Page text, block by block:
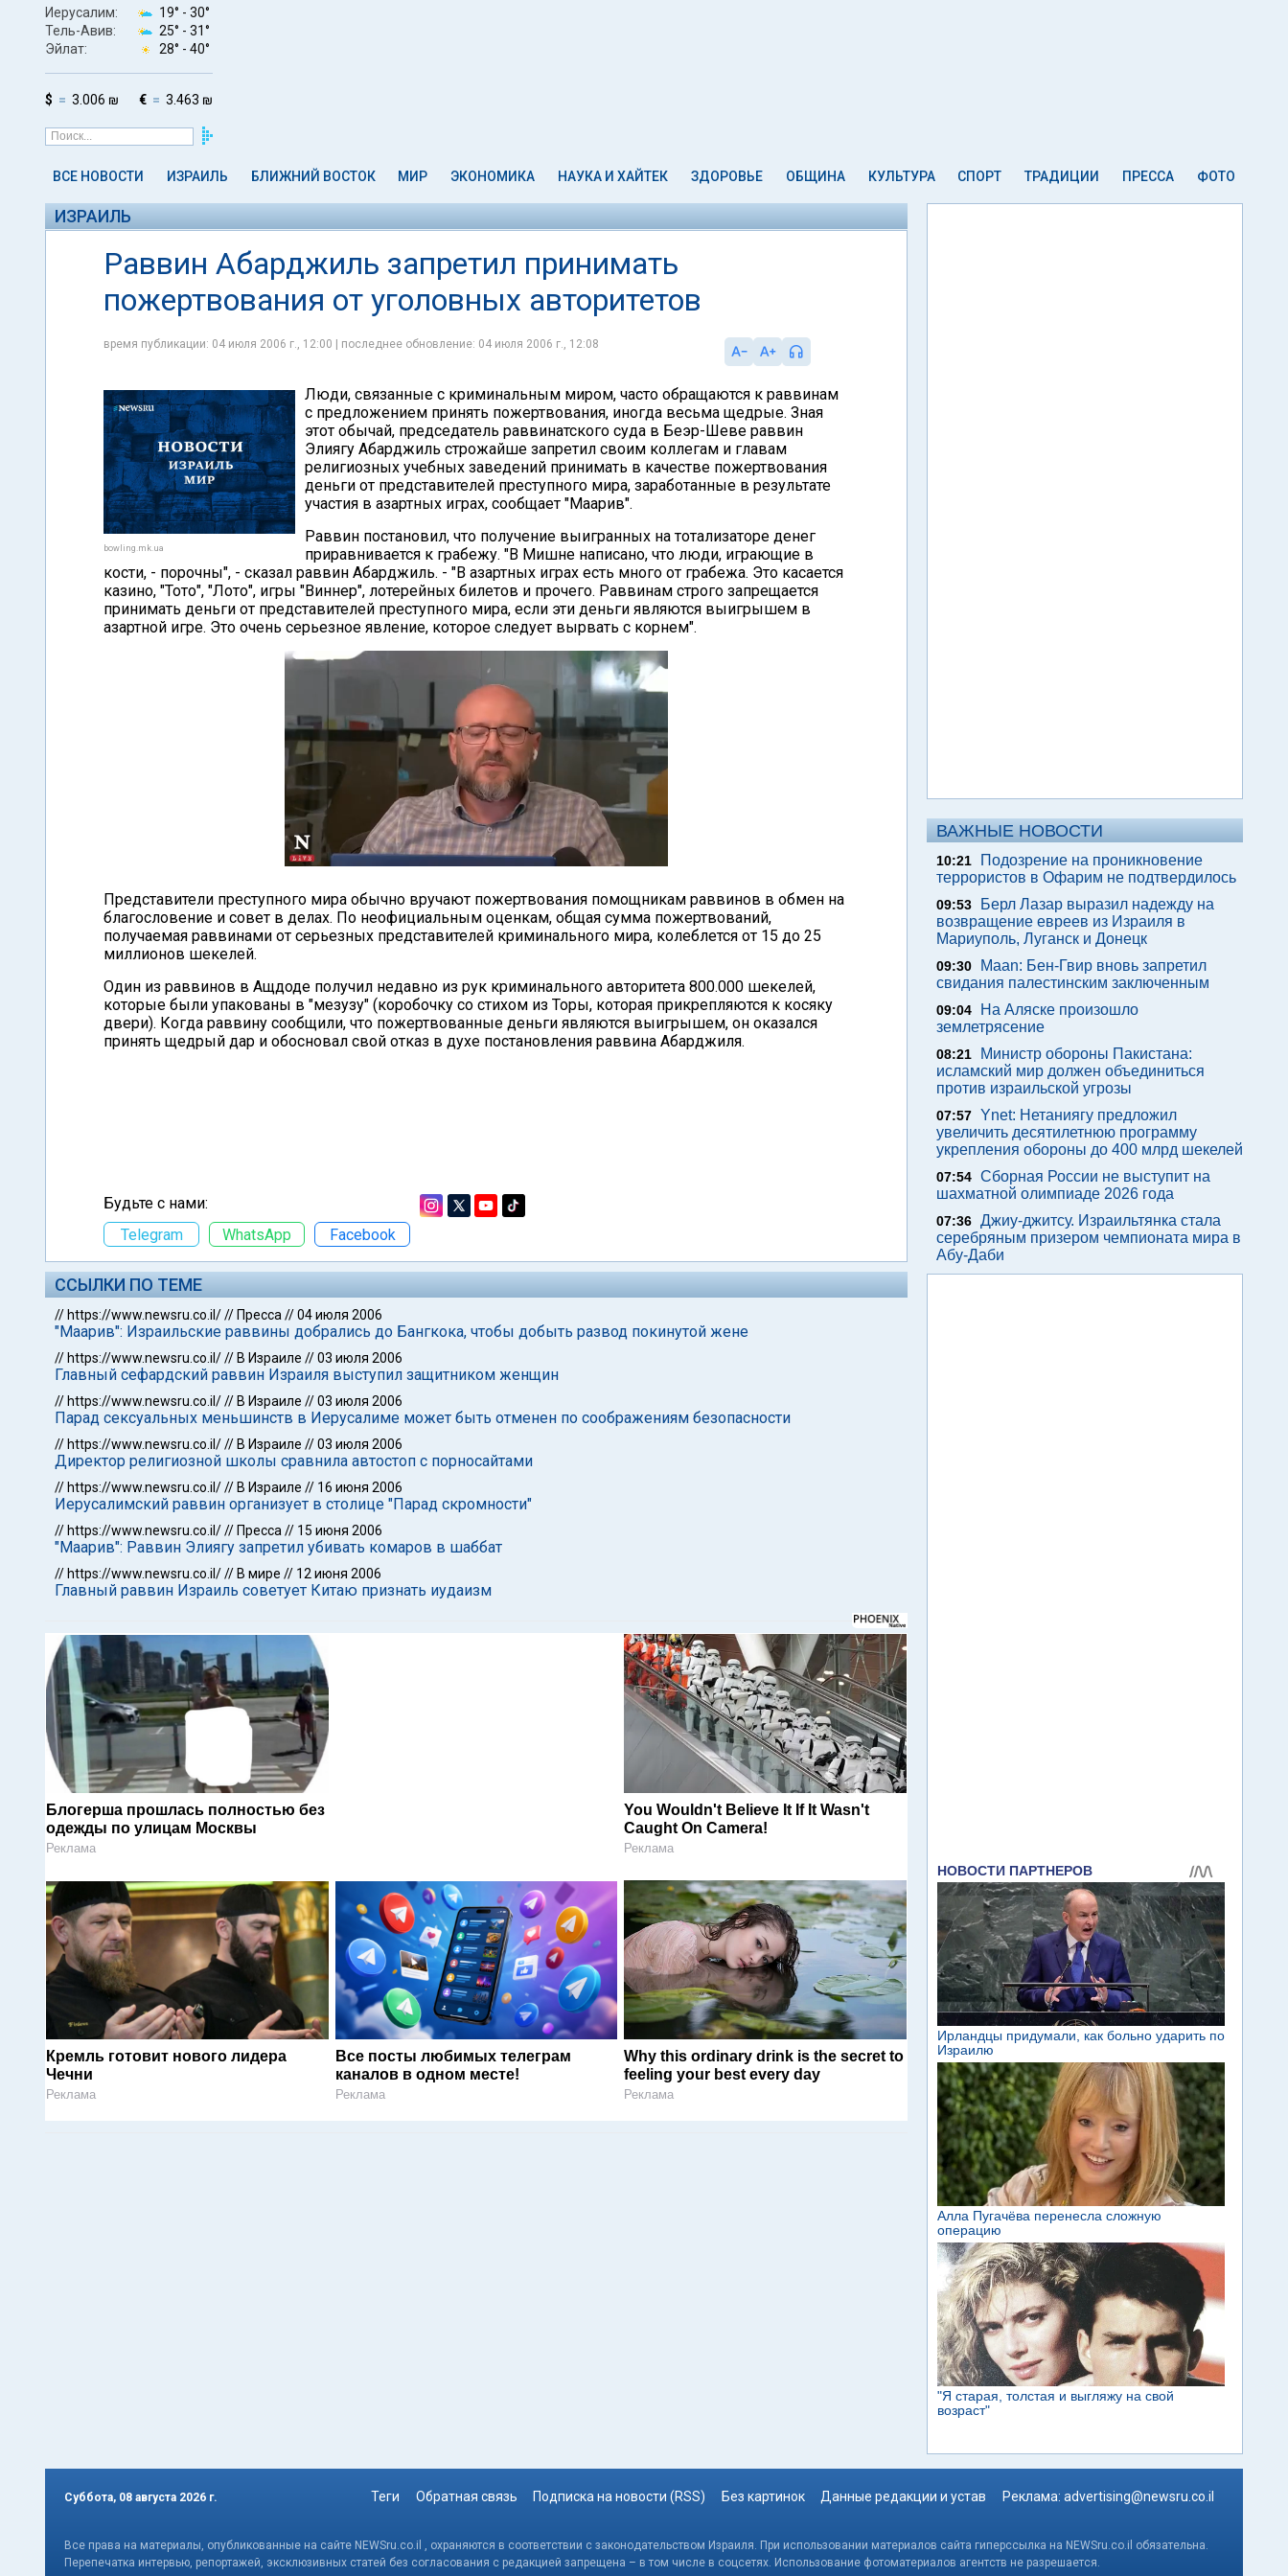
Иерусалим: 19° - 30°
Тель-Авив:
25° - 31°
Эйлат:
28° - 40°
$ 3.006 ₪ € 3.463 ₪
ВСЕ НОВОСТИ ИЗРАИЛЬ БЛИЖНИЙ ВОСТОК МИР ЭКОНОМИКА НАУКА И ХАЙТЕК ЗДОРОВЬЕ ОБЩИНА КУЛЬТУРА СПОРТ ТРАДИЦИИ ПРЕССА ФОТО
ИЗРАИЛЬ
Раввин Абарджиль запретил принимать
пожертвования от уголовных авторитетов
время публикации: 04 июля 2006 г., 12:00 | последнее обновление: 04 июля 2006 г., 12:08
bowling.mk.ua
Люди, связанные с криминальным миром, часто обращаются к раввинам
с предложением принять пожертвования, иногда весьма щедрые. Зная
этот обычай, председатель раввинатского суда в Беэр-Шеве раввин
Элиягу Абарджиль строжайше запретил своим коллегам и главам
религиозных учебных заведений принимать в качестве пожертвования
деньги от представителей преступного мира, заработанные в результате
участия в азартных играх, сообщает "Маарив".
Раввин постановил, что получение выигранных на тотализаторе денег
приравнивается к грабежу. "В Мишне написано, что люди, играющие в
кости, - порочны", - сказал раввин Абарджиль. - "В азартных играх есть много от грабежа. Это касается
казино, "Тото", "Лото", игры "Виннер", лотерейных билетов и прочего. Раввинам строго запрещается
принимать деньги от представителей преступного мира, если эти деньги являются выигрышем в
азартной игре. Это очень серьезное явление, которое следует вырвать с корнем".
Представители преступного мира обычно вручают пожертвования помощникам раввинов в обмен на
благословение и совет в делах. По неофициальным оценкам, общая сумма пожертвований,
получаемая раввинами от серьезных представителей криминального мира, колеблется от 15 до 25
миллионов шекелей.
Один из раввинов в Ащдоде получил недавно из рук криминального авторитета 800.000 шекелей,
которые были упакованы в "мезузу" (коробочку со стихом из Торы, которая прикрепляются к косяку
двери). Когда раввину сообщили, что пожертвованные деньги являются выигрышем, он оказался
принять щедрый дар и обосновал свой отказ в духе постановления раввина Абарджиля.
Будьте с нами:
Telegram
WhatsApp Facebook
ССЫЛКИ ПО ТЕМЕ
// https://www.newsru.co.il/// Пресса //04 июля 2006
"Маарив": Израильские раввины добрались до Бангкока, чтобы добыть развод покинутой жене
// https://www.newsru.co.il/// В Израиле //03 июля 2006
Главный сефардский раввин Израиля выступил защитником женщин
// https://www.newsru.co.il/// В Израиле //03 июля 2006
Парад сексуальных меньшинств в Иерусалиме может быть отменен по соображениям безопасности
// https://www.newsru.co.il/// В Израиле //03 июля 2006
Директор религиозной школы сравнила автостоп с порносайтами
// https://www.newsru.co.il/// В Израиле // 16 июня 2006
Иерусалимский раввин организует в столице "Парад скромности"
// https://www.newsru.co.il/// Пресса // 15 июня 2006
"Маарив": Раввин Элиягу запретил убивать комаров в шаббат
// https://www.newsru.co.il/// В мире // 12 июня 2006
Главный раввин Израиль советует Китаю признать иудаизм
Блогерша прошлась полностью без
одежды по улицам Москвы
Реклама
You Wouldn't Believe It If It Wasn't
Caught On Camera!
Реклама
Кремль готовит нового лидера
Чечни
Реклама
Все посты любимых телеграм
каналов в одном месте!
Реклама
Why this ordinary drink is the secret to
feeling your best every day
Реклама
ВАЖНЫЕ НОВОСТИ
10:21
Подозрение на проникновение
террористов в Офарим не подтвердилось
09:53
Берл Лазар выразил надежду на
возвращение евреев из Израиля в
Мариуполь, Луганск и Донецк
09:30
Maan: Бен-Гвир вновь запретил
свидания палестинским заключенным
09:04
На Аляске произошло
землетрясение
08:21
Министр обороны Пакистана:
исламский мир должен объединиться
против израильской угрозы
07:57 Ynet: Нетаниягу предложил
увеличить десятилетнюю программу
укрепления обороны до 400 млрд шекелей
07:54 Сборная России не выступит на
шахматной олимпиаде 2026 года
07:36 Джиу-джитсу. Израильтянка стала
серебряным призером чемпионата мира в
Абу-Даби
Суббота, 08 августа 2026 г. Теги Обратная связь Подписка на новости (RSS) Без картинок Данные редакции и устав Реклама: advertising@newsru.co.il
Все права на материалы, опубликованные на сайте NEWSru.co.il , охраняются в соответствии с законодательством Израиля. При использовании материалов сайта гиперссылка на NEWSru.co.il обязательна.
Перепечатка интервью, репортажей, эксклюзивных статей без согласования с редакцией запрещена – в том числе в соцсетях. Использование фотоматериалов агентств не разрешается.